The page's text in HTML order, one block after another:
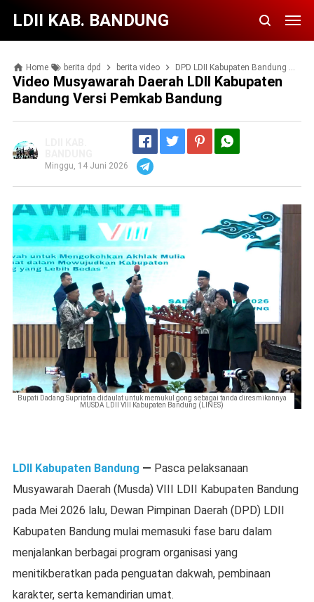
LDII KAB. BANDUNG
Home berita dpd berita video DPD LDII Kabupaten Bandung
Video Musyawarah Daerah LDII Kabupaten
Bandung Versi Pemkab Bandung
Minggu, 14 Juni 2026
Bupati Dadang Supriatna didaulat untuk memukul gong sebagai tanda diresmikannya
MUSDA LDII VIII Kabupaten Bandung (LINES)
LDII Kabupaten Bandung — Pasca pelaksanaan
Musyawarah Daerah (Musda) VIII LDII Kabupaten Bandung
pada Mei 2026 lalu, Dewan Pimpinan Daerah (DPD) LDII
Kabupaten Bandung mulai memasuki fase baru dalam
menjalankan berbagai program organisasi yang
menitikberatkan pada penguatan dakwah, pembinaan
karakter, serta kemandirian umat.